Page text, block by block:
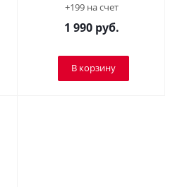
+199 на счет
1 990руб.
В корзину